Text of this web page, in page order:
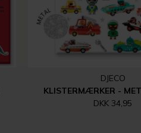
DJECO
KLISTERMÆRKER -
DKK 34,95